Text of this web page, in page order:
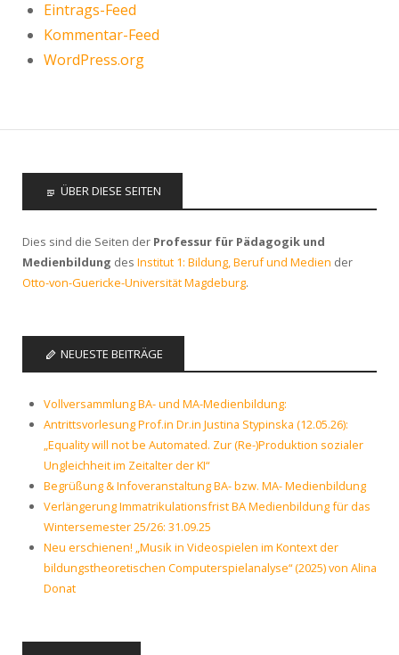
Eintrags-Feed
Kommentar-Feed
WordPress.org
ÜBER DIESE SEITEN
Dies sind die Seiten der Professur für Pädagogik und
Medienbildung des Institut 1: Bildung, Beruf und Medien der
Otto-von-Guericke-Universität Magdeburg.
NEUESTE BEITRÄGE
Vollversammlung BA- und MA-Medienbildung:
Antrittsvorlesung Prof.in Dr.in Justina Stypinska (12.05.26):
„Equality will not be Automated. Zur (Re-)Produktion sozialer
Ungleichheit im Zeitalter der KI“
Begrüßung & Infoveranstaltung BA- bzw. MA- Medienbildung
Verlängerung Immatrikulationsfrist BA Medienbildung für das
Wintersemester 25/26: 31.09.25
Neu erschienen! „Musik in Videospielen im Kontext der
bildungstheoretischen Computerspielanalyse“ (2025) von Alina
Donat